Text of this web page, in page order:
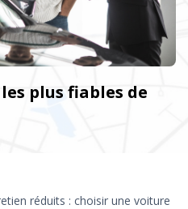
plus fiables de
réduits : choisir une voiture